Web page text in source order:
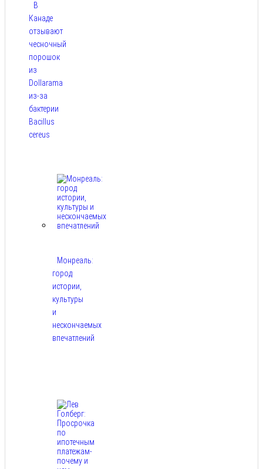
В
Канаде
отзывают
чесночный
порошок
из
Dollarama
из-за
бактерии
Bacillus
cereus
Монреаль:
город
истории,
культуры
и
нескончаемых
впечатлений